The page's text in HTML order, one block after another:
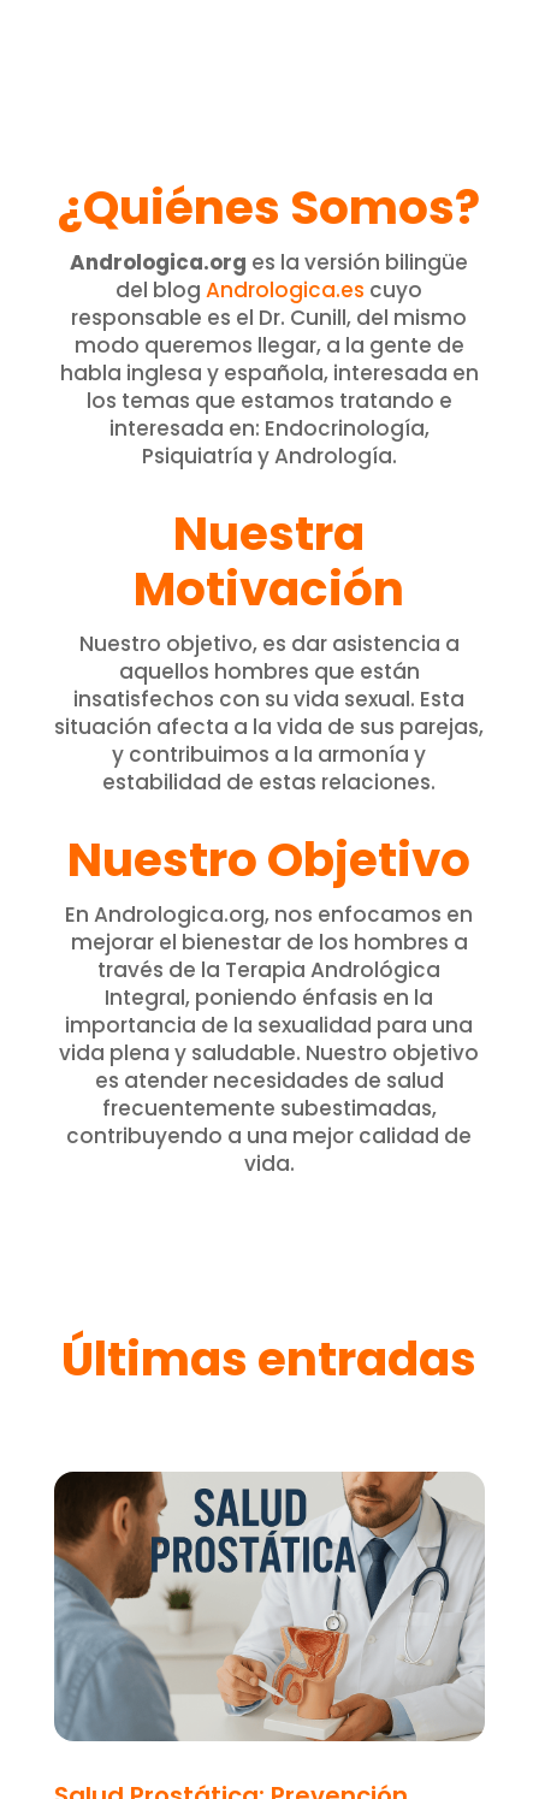
¿Quiénes Somos?
Andrologica.org es la versión bilingüe
del blogAndrologica.es cuyo
responsable es el Dr. Cunill, del mismo
modo queremos llegar, a la gente de
habla inglesa y española, interesada en
los temas que estamos tratando e
interesada en: Endocrinología,
Psiquiatría y Andrología.
Nuestra
Motivación
Nuestro objetivo, es dar asistencia a
aquellos hombres que están
insatisfechos con su vida sexual. Esta
situación afecta a la vida de sus parejas,
y contribuimos a la armonía y
estabilidad de estas relaciones.
Nuestro Objetivo
En Andrologica.org, nos enfocamos en
mejorar el bienestar de los hombres a
través de la Terapia Andrológica
Integral, poniendo énfasis en la
importancia de la sexualidad para una
vida plena y saludable. Nuestro objetivo
es atender necesidades de salud
frecuentemente subestimadas,
contribuyendo a una mejor calidad de
vida.
Últimas entradas